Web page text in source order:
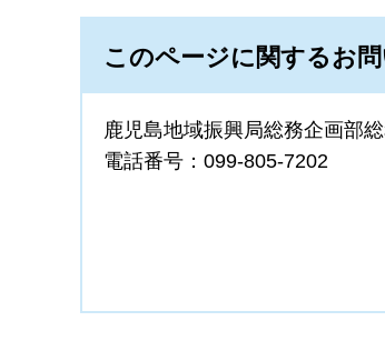
このページに関するお
鹿児島地域振興局総務企画部
電話番号：099-805-7202